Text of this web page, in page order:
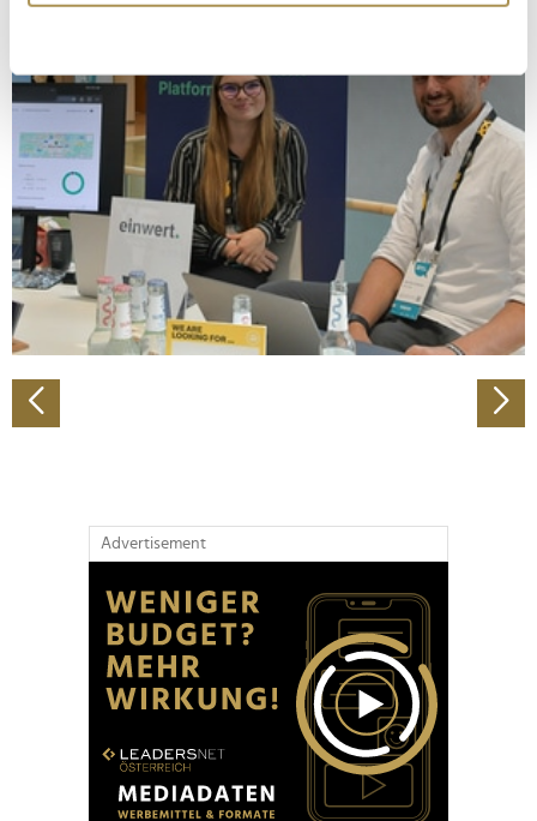
erfassen, welche bis auf einige Meter genau sein
bestimmten Merkmalen (Fingerprinting) identifizieren
Erfahren Sie mehr darüber, wie Ihre persönlichen Daten
verarbeitet werden, und legen Sie Ihre Präferenzen im
Abschnitt Einzelheitenfest.
Wir verwenden Cookies, um Inhalte und Anzeigen zu
personalisieren, Funktionen für soziale Medien anbieten
zu können und die Zugriffe auf unsere Website zu
analysieren. Außerdem geben wir Informationen zu Ihrer
Verwendung unserer Website an unsere Partner für
soziale Medien, Werbung und Analysen weiter. Unsere
Partner führen diese Informationen möglicherweise mit
Advertisement